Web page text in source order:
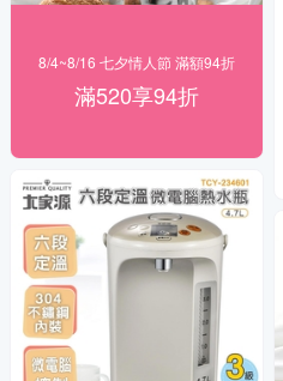
8/4~8/16 七夕情人節 滿額94折
滿520享94折